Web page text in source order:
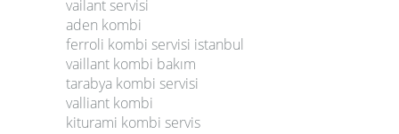
vailant servisi
aden kombi
ferroli kombi servisi istanbul
vaillant kombi bakım
tarabya kombi servisi
valliant kombi
kiturami kombi servis